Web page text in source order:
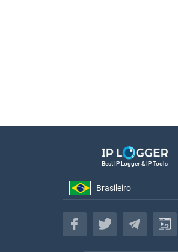
Best IP Logger & IP Tools
Brasileiro
Brasileiro